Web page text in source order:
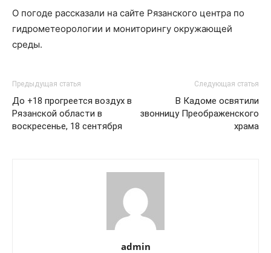
О погоде рассказали на сайте Рязанского центра по
гидрометеорологии и мониторингу окружающей
среды.
Предыдущая статья
До +18 прогреется воздух в
Рязанской области в
воскресенье, 18 сентября
Следующая статья
В Кадоме освятили
звонницу Преображенского
храма
admin